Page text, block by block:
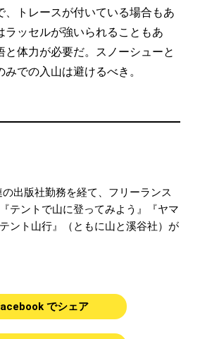
、トレースが付いている場合もあ
ラッセルが強いられることもあ
と体力が必要だ。スノーシューと
での入山は避けるべき。
出版社勤務を経て、フリーランス
テントで山に登ってみよう』『ヤマ
ント山行』（ともに山と溪谷社）が
でシェア